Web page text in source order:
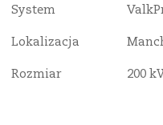
System
Lokalizacja
Rozmiar 200